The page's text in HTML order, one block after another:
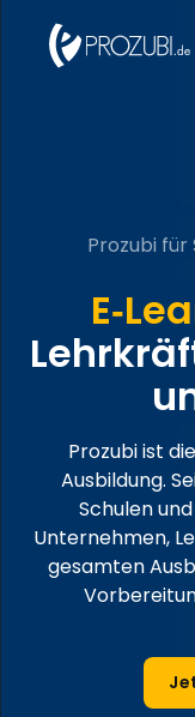
Prozubi
E-
Prozubi ist
Ausbildung.
Schulen
Unternehmen,
gesamten